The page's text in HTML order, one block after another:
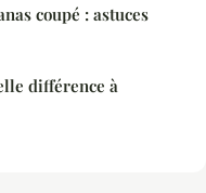
coupé : astuces
différence à